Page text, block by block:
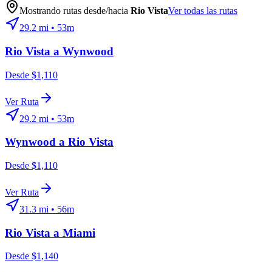
Mostrando rutas desde/hacia Rio VistaVer todas las rutas
29.2 mi • 53m
Rio Vista a Wynwood
Desde $1,110
Ver Ruta
29.2 mi • 53m
Wynwood a Rio Vista
Desde $1,110
Ver Ruta
31.3 mi • 56m
Rio Vista a Miami
Desde $1,140